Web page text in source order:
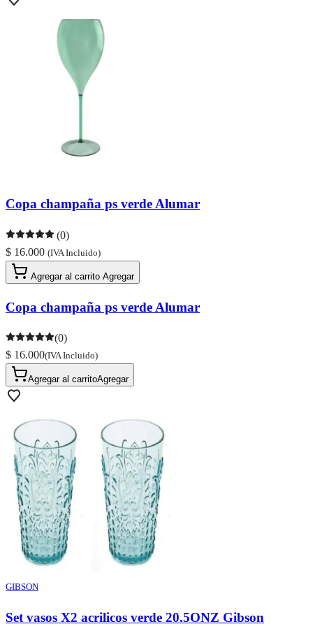
Copa champaña ps verde Alumar
(0)
$ 16.000 (IVA Incluido)
Agregar al carrito Agregar
Copa champaña ps verde Alumar
(0)
$ 16.000(IVA Incluido)
Agregar al carritoAgregar
GIBSON
Set vasos X2 acrilicos verde 20.5ONZ Gibson